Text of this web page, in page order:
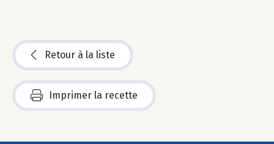
Retour à la liste
Imprimer la recette